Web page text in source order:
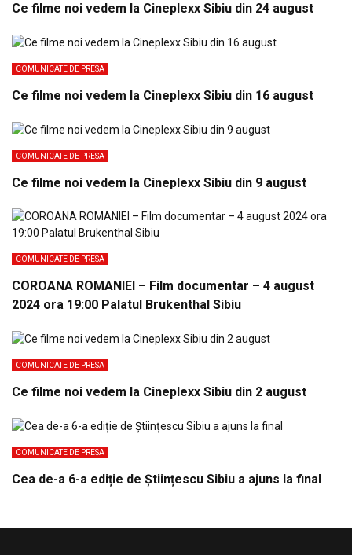
Ce filme noi vedem la Cineplexx Sibiu din 24 august
COMUNICATE DE PRESA
Ce filme noi vedem la Cineplexx Sibiu din 16 august
COMUNICATE DE PRESA
Ce filme noi vedem la Cineplexx Sibiu din 9 august
COMUNICATE DE PRESA
COROANA ROMANIEI – Film documentar – 4 august
2024 ora 19:00 Palatul Brukenthal Sibiu
COMUNICATE DE PRESA
Ce filme noi vedem la Cineplexx Sibiu din 2 august
COMUNICATE DE PRESA
Cea de-a 6-a ediție de Științescu Sibiu a ajuns la final